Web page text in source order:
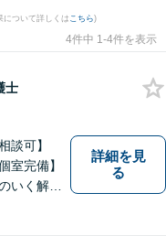
について詳しくは こちら)
4件中 1-4件を表示
士
談可】
室完備】
いく解決
詳細を見
る